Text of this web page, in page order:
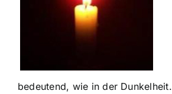
bedeutend, wie in der Dunkelheit.